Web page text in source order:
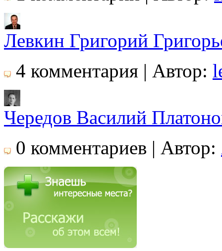
Левкин Григорий
4 комментария | Автор:
Чередов Василий
0 комментариев | Автор: